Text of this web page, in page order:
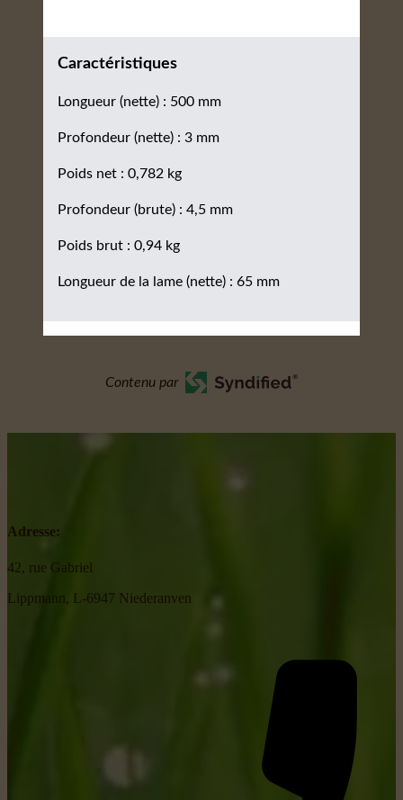
Caractéristiques
Longueur (nette) : 500 mm
Profondeur (nette) : 3 mm
Poids net : 0,782 kg
Profondeur (brute) : 4,5 mm
Poids brut : 0,94 kg
Longueur de la lame (nette) : 65 mm
Contenu par
Adresse:
42, rue Gabriel
Lippmann, L-6947 Niederanven